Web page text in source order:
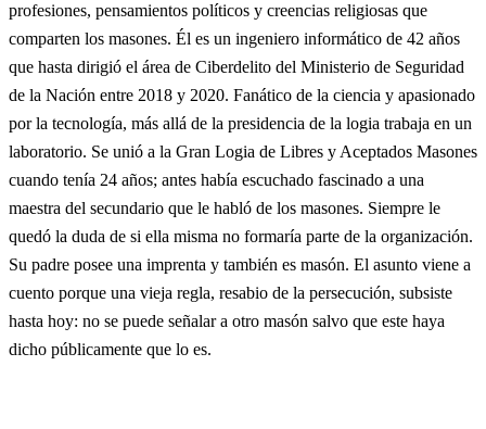
profesiones, pensamientos políticos y creencias religiosas que
comparten los masones. Él es un ingeniero informático de 42 años
que hasta dirigió el área de Ciberdelito del Ministerio de Seguridad
de la Nación entre 2018 y 2020. Fanático de la ciencia y apasionado
por la tecnología, más allá de la presidencia de la logia trabaja en un
laboratorio. Se unió a la Gran Logia de Libres y Aceptados Masones
cuando tenía 24 años; antes había escuchado fascinado a una
maestra del secundario que le habló de los masones. Siempre le
quedó la duda de si ella misma no formaría parte de la organización.
Su padre posee una imprenta y también es masón. El asunto viene a
cuento porque una vieja regla, resabio de la persecución, subsiste
hasta hoy: no se puede señalar a otro masón salvo que este haya
dicho públicamente que lo es.